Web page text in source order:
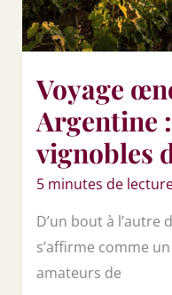
Voyage
Argentine
vignobles
5 minutes de
D’un bout à l’autre
s’affirme comme
amateurs de